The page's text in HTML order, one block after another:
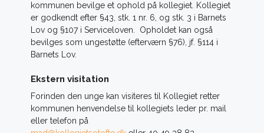
kommunen bevilge et ophold på kollegiet. Kollegiet
er godkendt efter §43, stk. 1 nr. 6, og stk. 3 i Barnets
Lov og §107 i Serviceloven. Opholdet kan også
bevilges som ungestøtte (efterværn §76), jf. §114 i
Barnets Lov.
Ekstern visitation
Forinden den unge kan visiteres til Kollegiet retter
kommunen henvendelse til kollegiets leder pr. mail
eller telefon på